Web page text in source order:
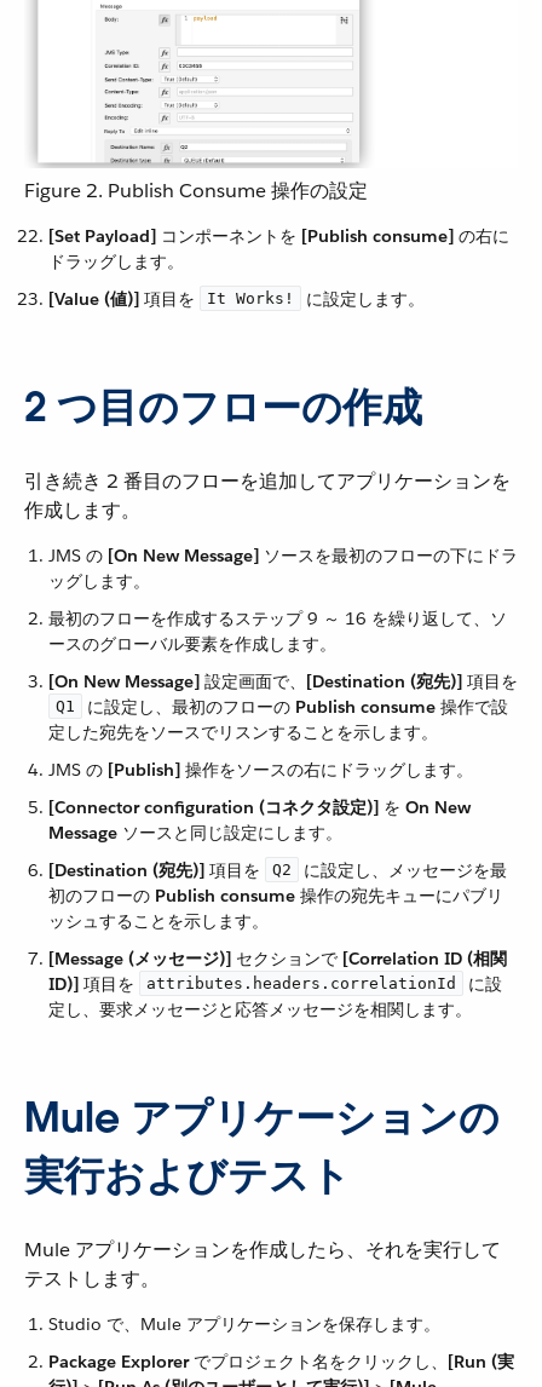
Figure 2. Publish Consume 操作の設定
[Set Payload] ​ コンポーネントを ​ [Publish consume] ​ の右に
ドラッグします。
[Value (値)] ​ 項目を ​ It Works! ​ に設定します。
2 つ目のフローの作成
引き続き 2 番目のフローを追加してアプリケーションを
作成します。
JMS の ​ [On New Message] ​ ソースを最初のフローの下にドラ
ッグします。
最初のフローを作成するステップ 9 ～ 16 を繰り返して、ソ
ースのグローバル要素を作成します。
[On New Message] ​ 設定画面で、​ [Destination (宛先)] ​ 項目を
Q1 ​ に設定し、最初のフローの ​ Publish consume ​ 操作で設
定した宛先をソースでリスンすることを示します。
JMS の ​ [Publish] ​ 操作をソースの右にドラッグします。
[Connector configuration (コネクタ設定)] ​ を ​ On New
Message ​ ソースと同じ設定にします。
[Destination (宛先)] ​ 項目を ​ Q2
​ に設定し、メッセージを最
初のフローの ​ Publish consume ​ 操作の宛先キューにパブリ
ッシュすることを示します。
[Message (メッセージ)] ​ セクションで ​ [Correlation ID (相関
ID)] ​ 項目を ​ attributes.headers.correlationId
​ に設
定し、要求メッセージと応答メッセージを相関します。
Mule アプリケーションの
実行およびテスト
Mule アプリケーションを作成したら、それを実行して
テストします。
Studio で、Mule アプリケーションを保存します。
Package Explorer​ でプロジェクト名をクリックし、​ [Run (実